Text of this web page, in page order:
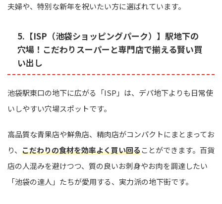
夫婦や、特別な新年を祝いたい方に選ばれています。
5.【ISP（池袋ショッピングパーク）】駅地下の
穴場！こだわりスーパーと専門店で揃える賢い買
い出し
池袋駅東口の地下に広がる「ISP」は、デパ地下よりも日常使
いしやすい穴場スポットです。
高品質な青果店や鮮魚店、精肉店がコンパクトにまとまってお
り、 こだわりの食材を効率よく買い回ることができます。百貨
店の人混みを避けつつ、質の良いお刺身やお肉を調達したい
「池袋の達人」たちが愛用する、実力派の地下街です。